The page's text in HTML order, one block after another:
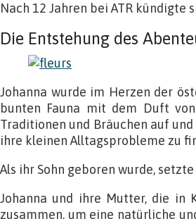
Nach 12 Jahren bei ATR kündigte
Die Entstehung des
Johanna wurde im Herzen der
bunten Fauna mit dem Duft
Traditionen und Bräuchen auf
ihre kleinen Alltagsprobleme zu
Als ihr Sohn geboren wurde,
Johanna und ihre Mutter, die in
zusammen, um eine natürliche